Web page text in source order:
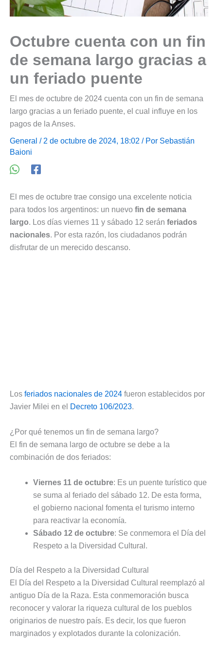
Octubre cuenta con un fin
de semana largo gracias a
un feriado puente
El mes de octubre de 2024 cuenta con un fin de semana
largo gracias a un feriado puente, el cual influye en los
pagos de la Anses.
General / 2 de octubre de 2024, 18:02 / Por Sebastián
Baioni
El mes de octubre trae consigo una excelente noticia
para todos los argentinos: un nuevo fin de semana
largo. Los días viernes 11 y sábado 12 serán feriados
nacionales. Por esta razón, los ciudadanos podrán
disfrutar de un merecido descanso.
Los feriados nacionales de 2024 fueron establecidos por
Javier Milei en el
Decreto 106/2023.
¿Por qué tenemos un fin de semana largo?
El fin de semana largo de octubre se debe a la
combinación de dos feriados:
Viernes 11 de octubre: Es un puente turístico que
se suma al feriado del sábado 12. De esta forma,
el gobierno nacional fomenta el turismo interno
para reactivar la economía.
Sábado 12 de octubre: Se conmemora el Día del
Respeto a la Diversidad Cultural.
Día del Respeto a la Diversidad Cultural
El Día del Respeto a la Diversidad Cultural reemplazó al
antiguo Día de la Raza. Esta conmemoración busca
reconocer y valorar la riqueza cultural de los pueblos
originarios de nuestro país. Es decir, los que fueron
marginados y explotados durante la colonización.